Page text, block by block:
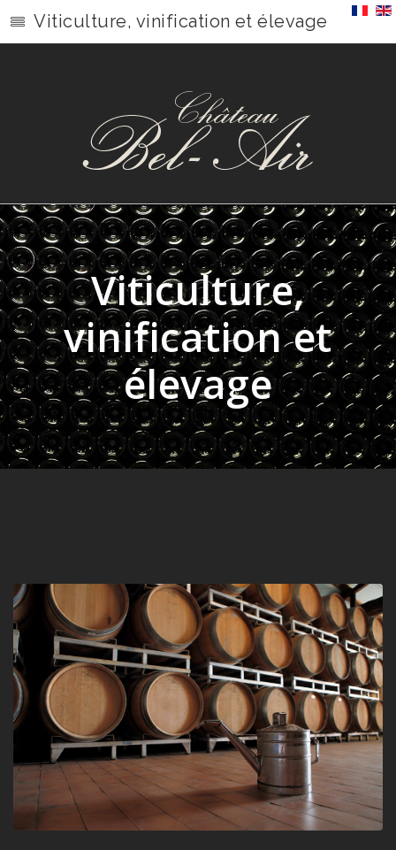
Viticulture, vinification et élevage
Viticulture,
vinification et
élevage